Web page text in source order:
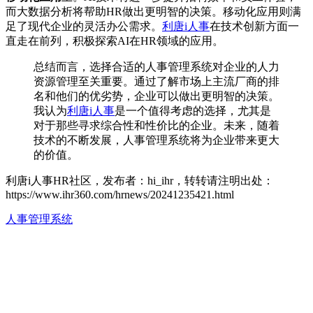
而大数据分析将帮助HR做出更明智的决策。移动化应用则满
足了现代企业的灵活办公需求。 利唐i人事在技术创新方面一
直走在前列，积极探索AI在HR领域的应用。
总结而言，选择合适的人事管理系统对企业的人力
资源管理至关重要。通过了解市场上主流厂商的排
名和他们的优劣势，企业可以做出更明智的决策。
我认为利唐i人事是一个值得考虑的选择，尤其是
对于那些寻求综合性和性价比的企业。未来，随着
技术的不断发展，人事管理系统将为企业带来更大
的价值。
利唐i人事HR社区，发布者：hi_ihr，转转请注明出处：
https://www.ihr360.com/hrnews/20241235421.html
人事管理系统